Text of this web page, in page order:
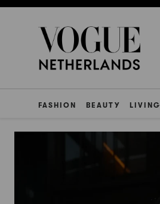
FASHION BEAUTY LIVING